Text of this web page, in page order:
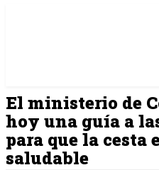
El ministerio de
hoy una guía a
para que la cesta
saludable